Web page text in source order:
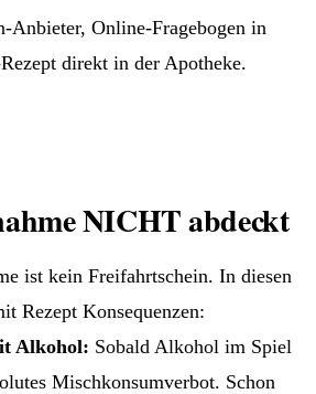
Anbieter, Online-Fragebogen in
direkt in der Apotheke.
NICHT abdeckt
ist kein Freifahrtschein. In diesen
Rezept Konsequenzen:
Alkohol: Sobald Alkohol im Spiel
Mischkonsumverbot. Schon